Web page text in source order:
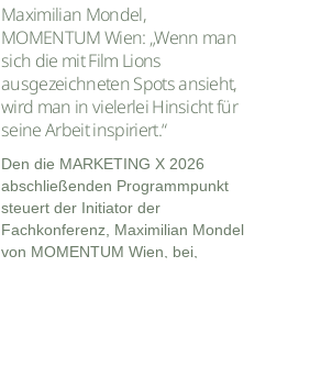
Maximilian Mondel,
MOMENTUM Wien: „Wenn man
sich die mit Film Lions
ausgezeichneten Spots ansieht,
wird man in vielerlei Hinsicht für
seine Arbeit inspiriert.“
Den die MARKETING X 2026
abschließenden Programmpunkt
steuert der Initiator der
Fachkonferenz, Maximilian Mondel
von MOMENTUM Wien, bei,